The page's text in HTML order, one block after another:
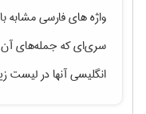
واژه های فارسی
سری‌ای که جمله‌های
انگلیسی آنها در لیست